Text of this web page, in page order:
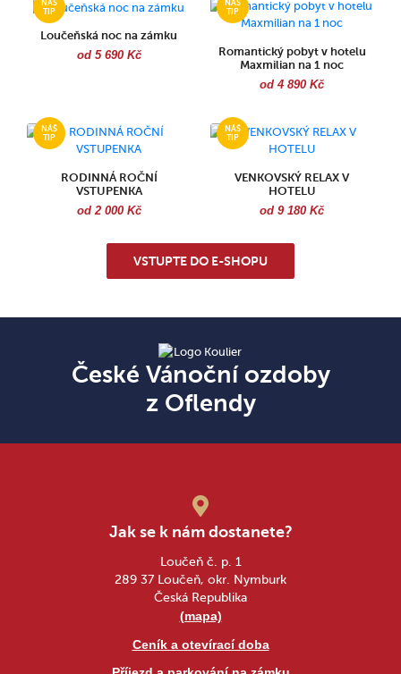
Loučeňská noc na zámku
od 5 690 Kč
Romantický pobyt v hotelu
Maxmilian na 1 noc
od 4 890 Kč
RODINNÁ ROČNÍ
VSTUPENKA
od 2 000 Kč
VENKOVSKÝ RELAX V
HOTELU
od 9 180 Kč
VSTUPTE DO E-SHOPU
České Vánoční ozdoby
z Oflendy
Jak se k nám dostanete?
Loučeň č. p. 1
289 37 Loučeň, okr. Nymburk
Česká Republika
(mapa)
Ceník a otevírací doba